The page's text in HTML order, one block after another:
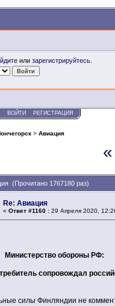
или зарегистрируйтесь
ВОЙТИ РЕГИСТРАЦИЯ
> Авиация
(Прочитано 1767180 раз)
Re: Авиация
« Ответ #1160 : 29 Апреля 2020,
Министерство обороны РФ:
сопровождал
силы Финляндии не